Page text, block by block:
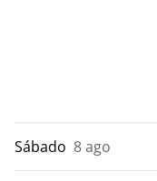
Sábado 8 ago